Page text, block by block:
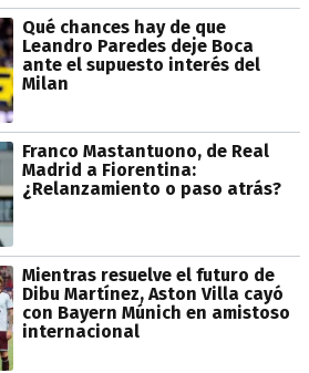
Qué chances hay de que
Leandro Paredes deje Boca
ante el supuesto interés del
Milan
Franco Mastantuono, de Real
Madrid a Fiorentina:
¿Relanzamiento o paso atrás?
Mientras resuelve el futuro de
Dibu Martínez, Aston Villa cayó
con Bayern Múnich en amistoso
internacional